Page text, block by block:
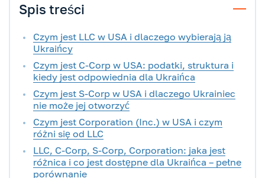
Spis treści
Czym jest LLC w USA i dlaczego wybierają ją
Ukraińcy
Czym jest C-Corp w USA: podatki, struktura i
kiedy jest odpowiednia dla Ukraińca
Czym jest S-Corp w USA i dlaczego Ukrainiec
nie może jej otworzyć
Czym jest Corporation (Inc.) w USA i czym
różni się od LLC
LLC, C-Corp, S-Corp, Corporation: jaka jest
różnica i co jest dostępne dla Ukraińca – pełne
porównanie